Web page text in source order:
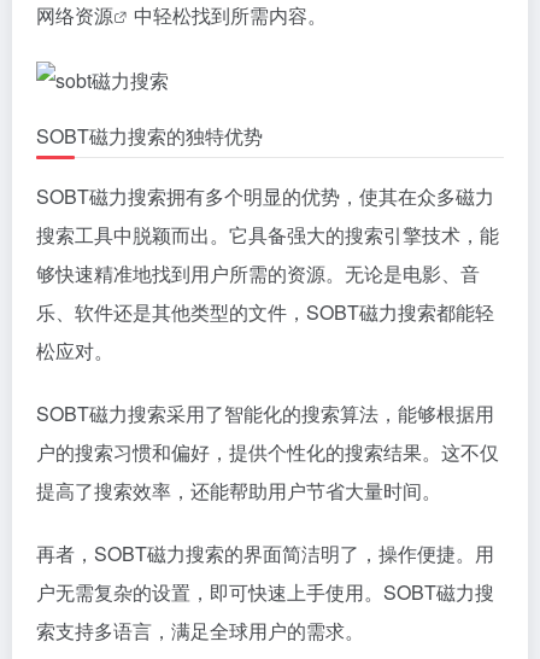
网络资源 中轻松找到所需内容。
SOBT磁力搜索的独特优势
SOBT磁力搜索拥有多个明显的优势，使其在众多磁力
搜索工具中脱颖而出。它具备强大的搜索引擎技术，能
够快速精准地找到用户所需的资源。无论是电影、音
乐、软件还是其他类型的文件，SOBT磁力搜索都能轻
松应对。
SOBT磁力搜索采用了智能化的搜索算法，能够根据用
户的搜索习惯和偏好，提供个性化的搜索结果。这不仅
提高了搜索效率，还能帮助用户节省大量时间。
再者，SOBT磁力搜索的界面简洁明了，操作便捷。用
户无需复杂的设置，即可快速上手使用。SOBT磁力搜
索支持多语言，满足全球用户的需求。